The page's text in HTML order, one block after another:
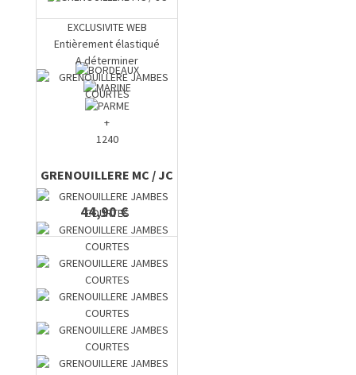
+
1240
GRENOUILLERE MC / JC
44,90 €
EXCLUSIVITE WEB
Entièrement élastiqué
A déterminer